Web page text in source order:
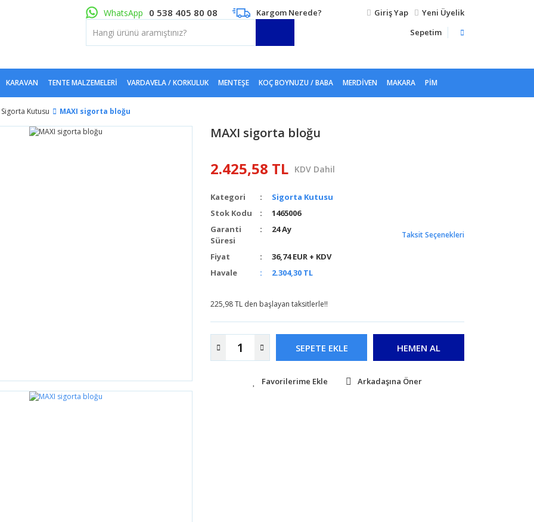
WhatsApp 0 538 405 80 08 Kargom Nerede? Giriş Yap
Yeni Üyelik
Sepetim
KARAVAN TENTE MALZEMELERI VARDAVELA / KORKULUK MENTEŞE KOÇ BOYNUZU / BABA MERDIVEN MAKARA PIM
Sigorta Kutusu MAXI sigorta bloğu
MAXI sigorta bloğu
2.425,58 TL KDV Dahil
Kategori
Sigorta Kutusu
Stok Kodu
1465006
Garanti
Süresi
24 Ay
Fiyat
36,74 EUR + KDV
Havale
2.304,30 TL
Taksit Seçenekleri
225,98 TL den başlayan taksitlerle!!
SEPETE EKLE HEMEN AL
Arkadaşına Öner